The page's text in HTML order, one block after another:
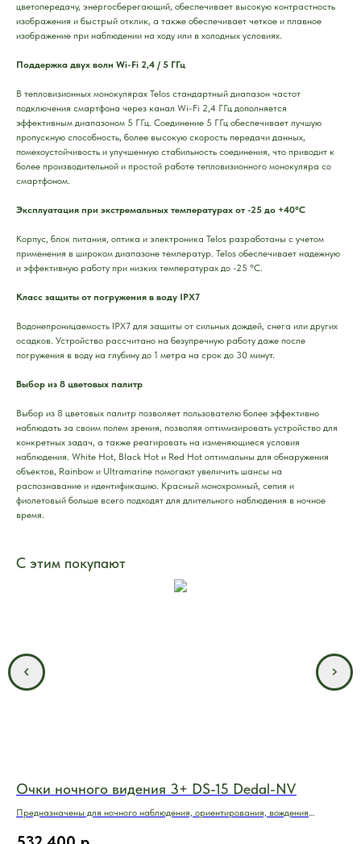
цветопередачу, энергосберегающий, обеспечивает высокую контрастность
изображения и быстрый отклик, а также обеспечивает четкое и плавное
изображение при наблюдении на ходу или в холодных условиях.
Поддержка двух волн Wi-Fi 2,4 / 5 ГГц
В тепловизионных монокулярах Telos стандартный диапазон частот
подключения смартфона через канал Wi-Fi 2,4 ГГц дополняется
эффективным диапазоном 5 ГГц. Соединение 5 ГГц обеспечивает лучшую
пропускную способность, более высокую скорость передачи данных,
помехоустойчивость и улучшенную стабильность соединения, что приводит к
более производительной и простой работе тепловизионного монокуляра со
смартфоном.
Эксплуатация при экстремальных температурах от -25 до +40°C
Корпус, блок питания, оптика и электроника Telos разработаны с учетом
применения в широком диапазоне температур. Telos обеспечивает надежную
и эффективную работу при низких температурах до -25 °C.
Класс защиты от погружения в воду IPX7
Водонепроницаемость IPX7 для защиты от сильных дождей, снега или других
осадков. Устройство рассчитано на безупречную работу даже после
погружения в воду на глубину до 1 метра на срок до 30 минут.
Выбор из 8 цветовых палитр
Выбор из 8 цветовых палитр позволяет пользователю более эффективно
наблюдать за своим полем зрения, позволяя оптимизировать устройство для
конкретных задач, а также реагировать на изменяющиеся условия
наблюдения. White Hot, Black Hot и Red Hot оптимальны для обнаружения
объектов, Rainbow и Ultramarine помогают увеличить шансы на
распознавание и идентификацию. Красный монохромный, сепия и
фиолетовый больше всего подходят для длительного наблюдения в ночное
время.
С этим покупают
Очки ночного видения 3+ DS-15 Dedal-NV
Предназначены для ночного наблюдения, ориентирования, вождения